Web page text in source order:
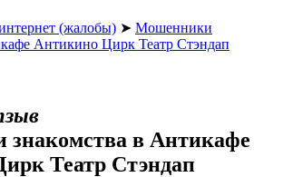
(жалобы) ➤ Мошенники
Антикино Цирк Театр Стэндап
в Антикафе
Театр Стэндап